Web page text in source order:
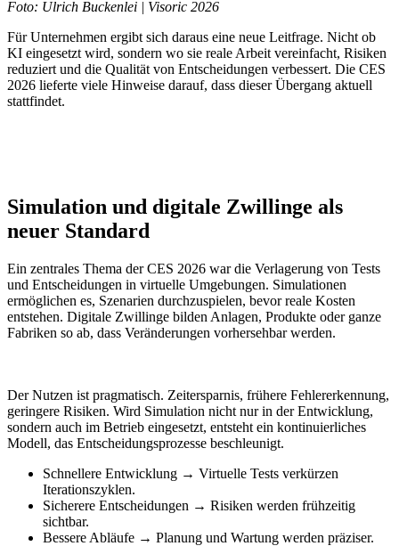
Foto: Ulrich Buckenlei | Visoric 2026
Für Unternehmen ergibt sich daraus eine neue Leitfrage. Nicht ob
KI eingesetzt wird, sondern wo sie reale Arbeit vereinfacht, Risiken
reduziert und die Qualität von Entscheidungen verbessert. Die CES
2026 lieferte viele Hinweise darauf, dass dieser Übergang aktuell
stattfindet.
Simulation und digitale Zwillinge als
neuer Standard
Ein zentrales Thema der CES 2026 war die Verlagerung von Tests
und Entscheidungen in virtuelle Umgebungen. Simulationen
ermöglichen es, Szenarien durchzuspielen, bevor reale Kosten
entstehen. Digitale Zwillinge bilden Anlagen, Produkte oder ganze
Fabriken so ab, dass Veränderungen vorhersehbar werden.
Der Nutzen ist pragmatisch. Zeitersparnis, frühere Fehlererkennung,
geringere Risiken. Wird Simulation nicht nur in der Entwicklung,
sondern auch im Betrieb eingesetzt, entsteht ein kontinuierliches
Modell, das Entscheidungsprozesse beschleunigt.
Schnellere Entwicklung → Virtuelle Tests verkürzen
Iterationszyklen.
Sicherere Entscheidungen → Risiken werden frühzeitig
sichtbar.
Bessere Abläufe → Planung und Wartung werden präziser.